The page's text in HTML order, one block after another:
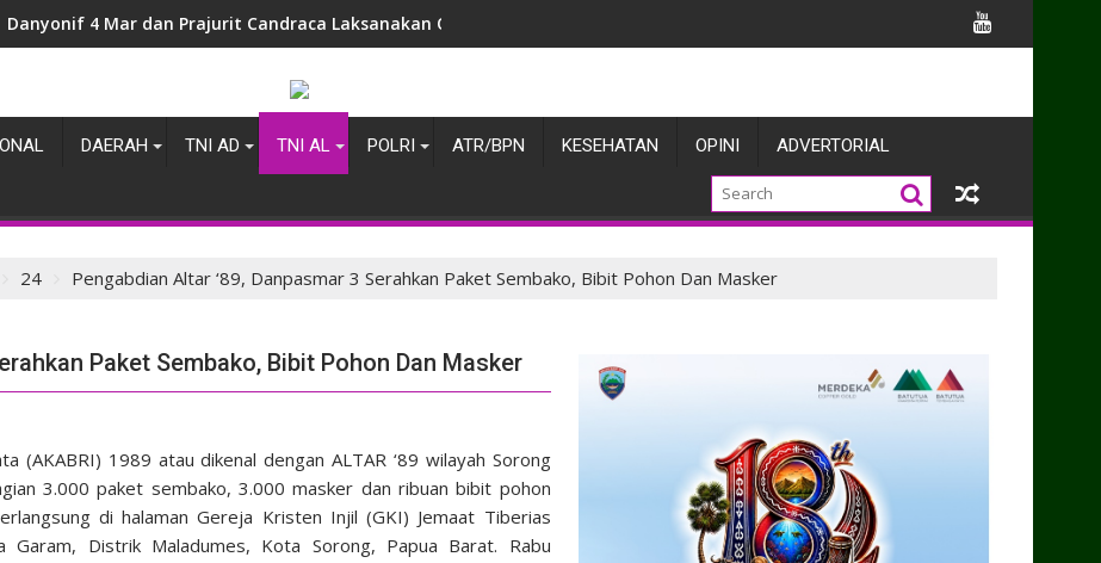
Danyonif 4 Mar dan Prajurit Candraca Laksanakan Olahraga Gembira
DAERAH TNI AD TNI AL POLRI ATR/BPN KESEHATAN OPINI ADVERTORIAL
24 Pengabdian Altar ‘89, Danpasmar 3 Serahkan Paket Sembako, Bibit Pohon Dan Masker
Paket Sembako, Bibit Pohon Dan Masker
(AKABRI) 1989 atau dikenal dengan ALTAR ‘89 wilayah Sorong
3.000 paket sembako, 3.000 masker dan ribuan bibit pohon
di halaman Gereja Kristen Injil (GKI) Jemaat Tiberias
Garam, Distrik Maladumes, Kota Sorong, Papua Barat. Rabu